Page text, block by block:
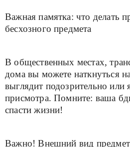
Важная памятка: что делать
бесхозного предмета
В общественных местах,
дома вы можете наткнуться
выглядит подозрительно или
присмотра. Помните: ваша
спасти жизни!
Важно! Внешний вид